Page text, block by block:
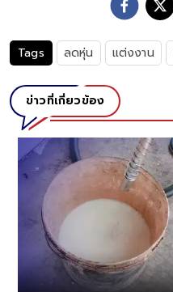
Tags ลดหุ่น แต่งงาน
ข่าวที่เกี่ยวข้อง